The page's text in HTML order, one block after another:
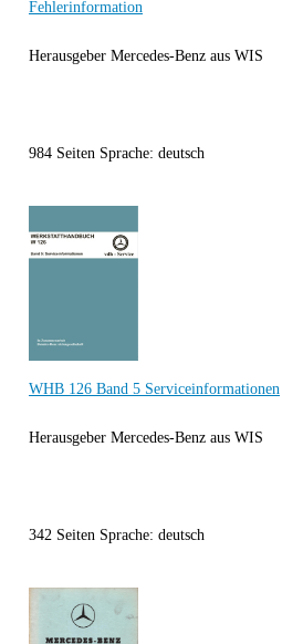
Fehlerinformation
Herausgeber Mercedes-Benz aus WIS
984 Seiten Sprache: deutsch
WHB 126 Band 5 Serviceinformationen
Herausgeber Mercedes-Benz aus WIS
342 Seiten Sprache: deutsch